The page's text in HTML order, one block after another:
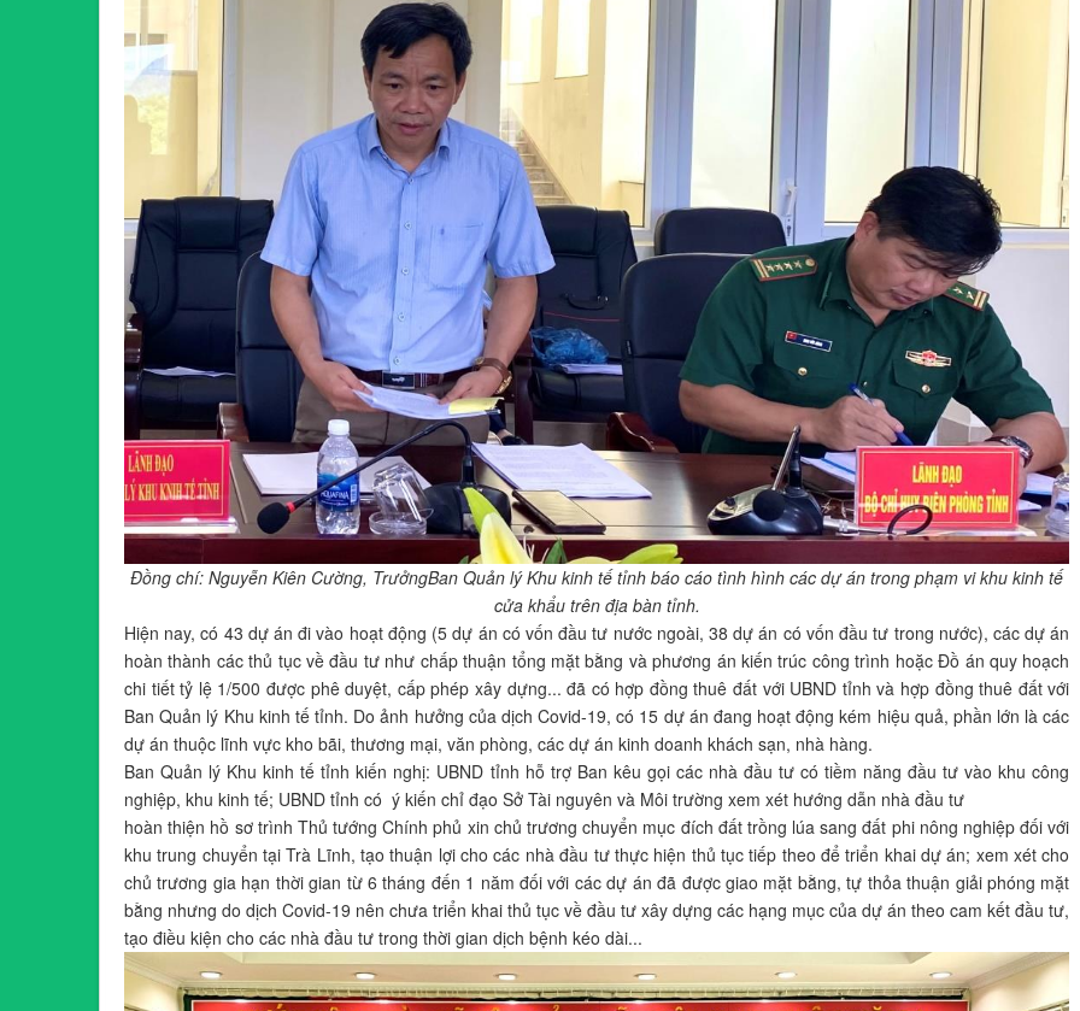
Đồng chí: Nguyễn Kiên Cường, TrưởngBan Quản lý Khu kinh tế tỉnh báo cáo tình hình các dự án trong phạm vi khu kinh tế
cửa khẩu trên địa bàn tỉnh.
Hiện nay, có 43 dự án đi vào hoạt động (5 dự án có vốn đầu tư nước ngoài, 38 dự án có vốn đầu tư trong nước), các dự án
hoàn thành các thủ tục về đầu tư như chấp thuận tổng mặt bằng và phương án kiến trúc công trình hoặc Đồ án quy hoạch
chi tiết tỷ lệ 1/500 được phê duyệt, cấp phép xây dựng... đã có hợp đồng thuê đất với UBND tỉnh và hợp đồng thuê đất với
Ban Quản lý Khu kinh tế tỉnh. Do ảnh hưởng của dịch Covid-19, có 15 dự án đang hoạt động kém hiệu quả, phần lớn là các
dự án thuộc lĩnh vực kho bãi, thương mại, văn phòng, các dự án kinh doanh khách sạn, nhà hàng.
Ban Quản lý Khu kinh tế tỉnh kiến nghị: UBND tỉnh hỗ trợ Ban kêu gọi các nhà đầu tư có tiềm năng đầu tư vào khu công
nghiệp, khu kinh tế; UBND tỉnh có ý kiến chỉ đạo Sở Tài nguyên và Môi trường xem xét hướng dẫn nhà đầu tư
hoàn thiện hồ sơ trình Thủ tướng Chính phủ xin chủ trương chuyển mục đích đất trồng lúa sang đất phi nông nghiệp đối với
khu trung chuyển tại Trà Lĩnh, tạo thuận lợi cho các nhà đầu tư thực hiện thủ tục tiếp theo để triển khai dự án; xem xét cho
chủ trương gia hạn thời gian từ 6 tháng đến 1 năm đối với các dự án đã được giao mặt bằng, tự thỏa thuận giải phóng mặt
bằng nhưng do dịch Covid-19 nên chưa triển khai thủ tục về đầu tư xây dựng các hạng mục của dự án theo cam kết đầu tư,
tạo điều kiện cho các nhà đầu tư trong thời gian dịch bệnh kéo dài...